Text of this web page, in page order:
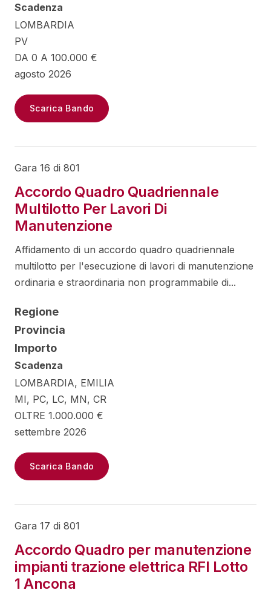
Scadenza
LOMBARDIA
PV
DA 0 A 100.000 €
agosto 2026
Scarica Bando
Gara 16 di 801
Accordo Quadro Quadriennale
Multilotto Per Lavori Di
Manutenzione
Affidamento di un accordo quadro quadriennale
multilotto per l'esecuzione di lavori di manutenzione
ordinaria e straordinaria non programmabile di...
Regione
Provincia
Importo
Scadenza
LOMBARDIA, EMILIA
MI, PC, LC, MN, CR
OLTRE 1.000.000 €
settembre 2026
Scarica Bando
Gara 17 di 801
Accordo Quadro per manutenzione
impianti trazione elettrica RFI Lotto
1 Ancona